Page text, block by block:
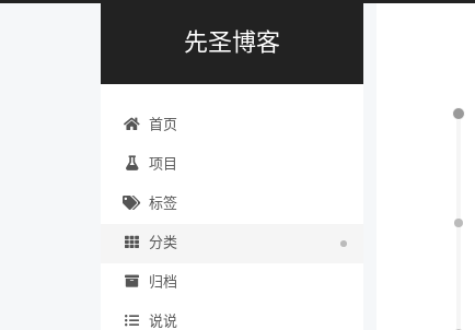
先圣博客
首页
项目
标签
分类
归档
说说